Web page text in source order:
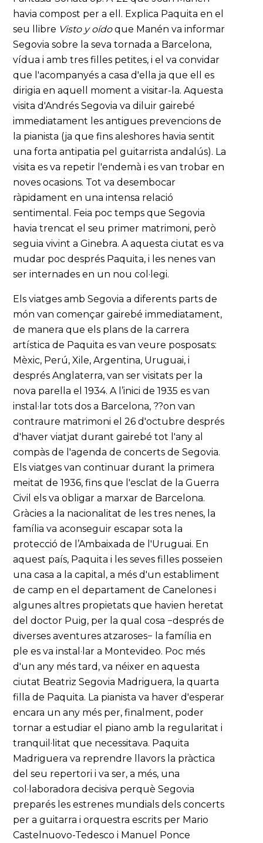
havia compost per a ell. Explica Paquita en el
seu llibre Visto y oídoque Manén va informar
Segovia sobre la seva tornada a Barcelona,
vídua i amb tres filles petites, i el va convidar
que l'acompanyés a casa d'ella ja que ell es
dirigia en aquell moment a visitar-la. Aquesta
visita d'Andrés Segovia va diluir gairebé
immediatament les antigues prevencions de
la pianista (ja que fins aleshores havia sentit
una forta antipatia pel guitarrista andalús). La
visita es va repetir l'endemà i es van trobar en
noves ocasions. Tot va desembocar
ràpidament en una intensa relació
sentimental. Feia poc temps que Segovia
havia trencat el seu primer matrimoni, però
seguia vivint a Ginebra. A aquesta ciutat es va
mudar poc després Paquita, i les nenes van
ser internades en un nou col·legi.
Els viatges amb Segovia a diferents parts de
món van començar gairebé immediatament,
de manera que els plans de la carrera
artística de Paquita es van veure posposats:
Mèxic, Perú, Xile, Argentina, Uruguai, i
després Anglaterra, van ser visitats per la
nova parella el 1934. A l’inici de 1935 es van
instal·lar tots dos a Barcelona, ??on van
contraure matrimoni el 26 d'octubre després
d'haver viatjat durant gairebé tot l'any al
compàs de l'agenda de concerts de Segovia.
Els viatges van continuar durant la primera
meitat de 1936, fins que l'esclat de la Guerra
Civil els va obligar a marxar de Barcelona.
Gràcies a la nacionalitat de les tres nenes, la
família va aconseguir escapar sota la
protecció de l’Ambaixada de l'Uruguai. En
aquest país, Paquita i les seves filles posseïen
una casa a la capital, a més d'un establiment
de camp en el departament de Canelones i
algunes altres propietats que havien heretat
del doctor Puig, per la qual cosa −després de
diverses aventures atzaroses− la família en
ple es va instal·lar a Montevideo. Poc més
d'un any més tard, va néixer en aquesta
ciutat Beatriz Segovia Madriguera, la quarta
filla de Paquita. La pianista va haver d'esperar
encara un any més per, finalment, poder
tornar a estudiar el piano amb la regularitat i
tranquil·litat que necessitava. Paquita
Madriguera va reprendre llavors la pràctica
del seu repertori i va ser, a més, una
col·laboradora decisiva perquè Segovia
preparés les estrenes mundials dels concerts
per a guitarra i orquestra escrits per Mario
Castelnuovo-Tedesco i Manuel Ponce